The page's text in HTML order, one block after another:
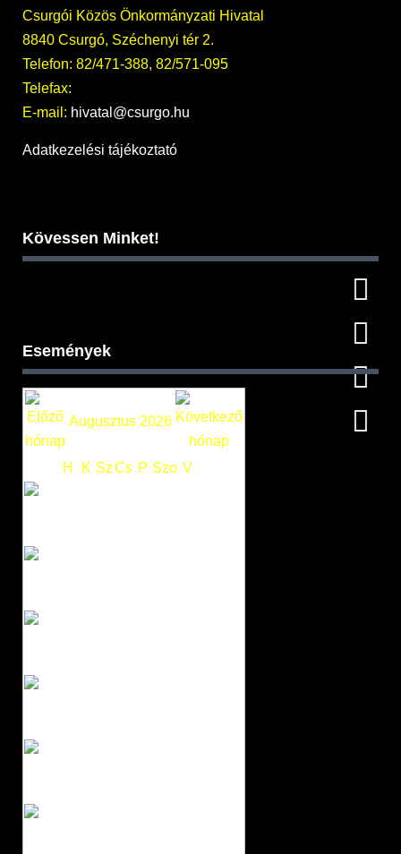
Csurgói Közös Önkormányzati Hivatal
8840 Csurgó, Széchenyi tér 2.
Telefon: 82/471-388, 82/571-095
Telefax:
E-mail: hivatal@csurgo.hu
Adatkezelési tájékoztató
Kövessen Minket!
Események
Augusztus 2026
H K SzCs P Szo V